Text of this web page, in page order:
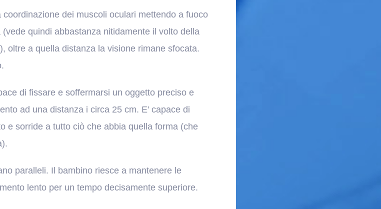
dei muscoli oculari mettendo a fuoco
quindi abbastanza nitidamente il volto della
oltre a quella distanza la visione rimane sfocata.
di fissare e soffermarsi un oggetto preciso e
ad una distanza i circa 25 cm. E’ capace di
e sorride a tutto ciò che abbia quella forma (che
paralleli. Il bambino riesce a mantenere le
lento per un tempo decisamente superiore.